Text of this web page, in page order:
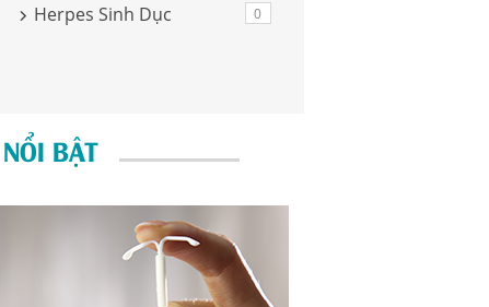
Herpes Sinh Dục 0
BẬT